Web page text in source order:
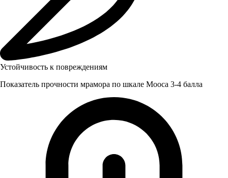
Устойчивость к повреждениям
Показатель прочности мрамора по шкале Мооса 3-4 балла